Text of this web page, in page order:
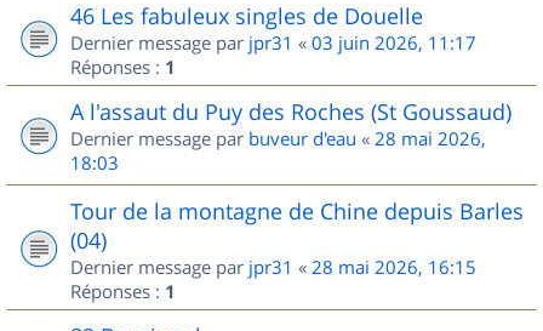
46 Les fabuleux singles de Douelle
Dernier message par jpr31 « 03 juin 2026, 11:17
Réponses : 1
A l'assaut du Puy des Roches (St Goussaud)
Dernier message par buveur d'eau « 28 mai 2026,
18:03
Tour de la montagne de Chine depuis Barles
(04)
Dernier message par jpr31 « 28 mai 2026, 16:15
Réponses : 1